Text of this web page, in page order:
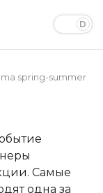
spring-summer
Самые
одна за